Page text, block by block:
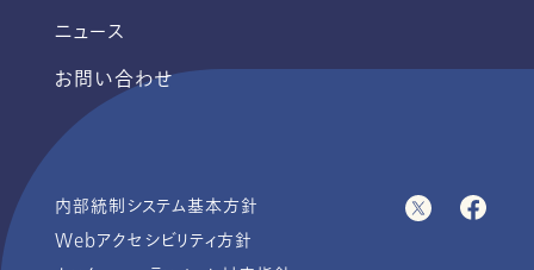
ニュース
お問い合わせ
内部統制システム基本方針
Webアクセシビリティ方針